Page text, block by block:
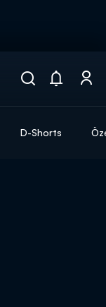
D-Shorts